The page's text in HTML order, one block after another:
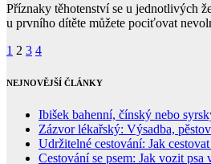
Příznaky těhotenství se u jednotlivých
u prvního dítěte můžete pociťovat
Stránkování
příspěvků
1 2 3 4
NEJNOVĚJŠÍ ČLÁNKY
Ibišek bahenní, čínský nebo
Zázvor lékařský: Výsadba,
Udržitelné cestování: Jak
Cestování se psem: Jak vozit psa